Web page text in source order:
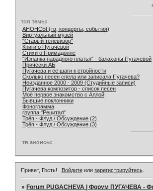
топ темы:
АНОНСЫ (тв, концерты, события)
Виртуальный музей
"Старый телевизор"
Книги о Пугачевой
Стихи о Примадонне
"Изнанка парадного платья" - балахоны Пугачевой
Причёски АБ
Пугачева и ее шаги к стройности
Сколько песен спела или записала Пугачева?
Неизданное 2000 - 2009 (Студийные записи)
Пугачева композитор - список песен
Моё первое знакомство с Аллой
Бывшие поклонники
Фонограмма
группа "Рецитал"
Трёп - Флуд / Обсуждение (2)
Трёп - Флуд / Обсуждение (3)
тв анонсы:
Привет, Гость! Войдитеили зарегистрируйтесь.
»Forum PUGACHEVA | Форум ПУГАЧЕВА -